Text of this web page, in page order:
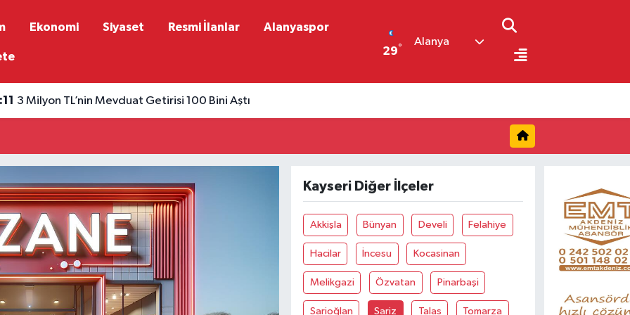
Ekonomi Siyaset Resmi İlanlar Alanyaspor
29°
Alanya
3 Milyon TL’nin Mevduat Getirisi 100 Bini Aştı
Kayseri Diğer İlçeler
Akkişla Bünyan Develi Felahiye
Hacilar İncesu Kocasinan
Melikgazi Özvatan Pinarbaşi
Sarioğlan Sariz Talas Tomarza